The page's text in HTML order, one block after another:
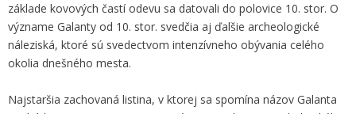
základe kovových častí odevu sa datovali do polovice 10. stor. O
význame Galanty od 10. stor. svedčia aj ďalšie archeologické
náleziská, ktoré sú svedectvom intenzívneho obývania celého
okolia dnešného mesta.
Najstaršia zachovaná listina, v ktorej sa spomína názov Galanta